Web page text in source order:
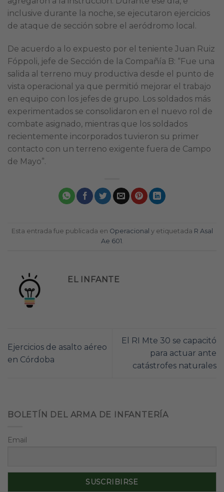
inclusive durante la noche, se ejecutaron ejercicios
de ataque de sección sobre el aeródromo local.
De acuerdo a lo expuesto por el teniente Juan Ruiz
Fóppoli, jefe de Sección de la Compañía B: “Fue una
salida al terreno muy productiva desde el punto de
vista operacional ya que permitió mejorar el trabajo
en equipo con los jefes de grupo. Los soldados más
experimentados se consolidaron en el nuevo rol de
combate asignado, mientras que los soldados
recientemente incorporados tuvieron su primer
contacto con un terreno exigente fuera de Campo
de Mayo”.
Esta entrada fue publicada en Operacional y etiquetada R Asal
Ae 601.
EL INFANTE
Ejercicios de asalto aéreo
en Córdoba
El RI Mte 30 se capacitó
para actuar ante
catástrofes naturales
BOLETÍN DEL ARMA DE INFANTERÍA
Email